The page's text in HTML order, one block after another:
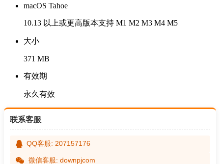
macOS Tahoe
10.13 以上或更高版本支持 M1 M2 M3 M4 M5
大小
371 MB
有效期
永久有效
联系客服
QQ客服: 207157176
微信客服: downpjcom